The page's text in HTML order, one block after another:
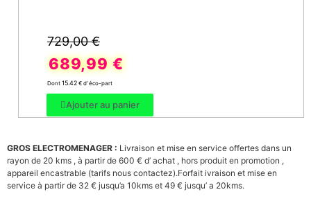
729,00€
689,99€
Dont 15.42 € d’ éco-part
Ajouter au panier
GROS ELECTROMENAGER : Livraison et mise en service offertes dans un
rayon de 20 kms , à partir de 600 € d’ achat , hors produit en promotion ,
appareil encastrable (tarifs nous contactez).Forfait ivraison et mise en
service à partir de 32 € jusqu’a 10kms et 49 € jusqu’ a 20kms.